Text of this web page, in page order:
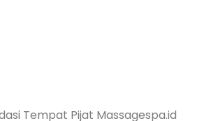
Tempat Pijat Massagespa.id